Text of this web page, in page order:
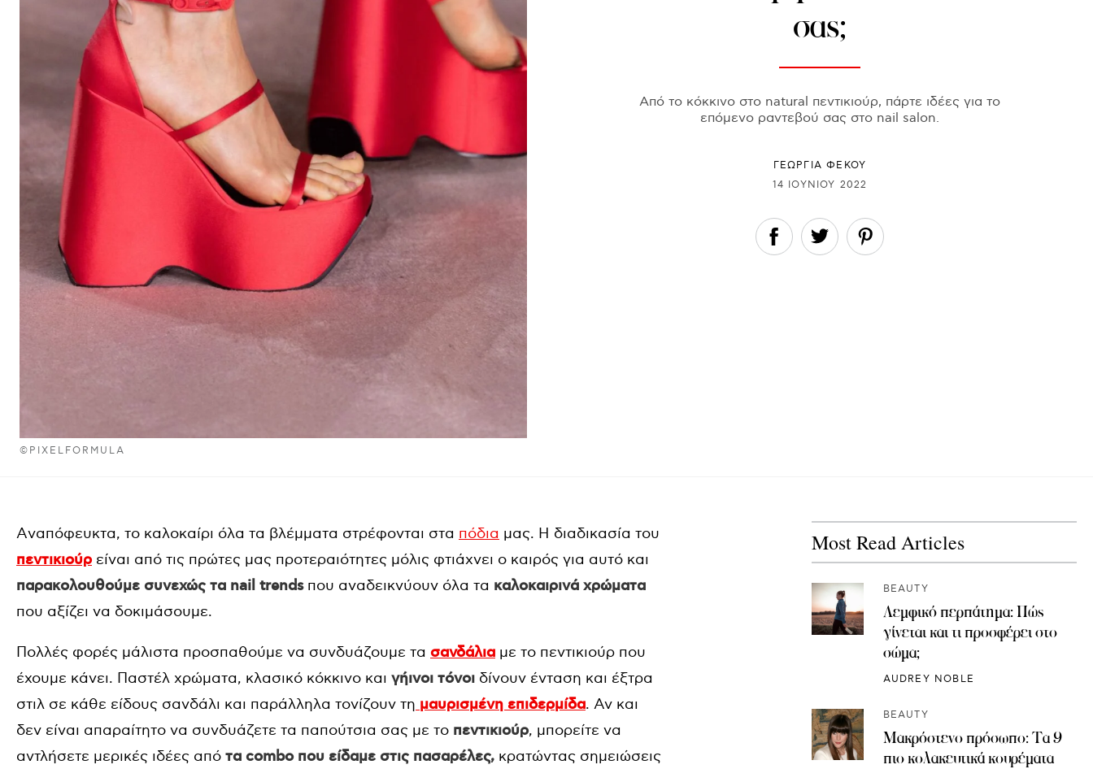
©PIXELFORMULA
σας;
Aπό το κόκκινο στο natural πεντικιούρ, πάρτε ιδέες για το
επόμενο ραντεβού σας στο nail salon.
ΓΕΩΡΓΙΑ ΦΕΚΟΥ
14 ΙΟΥΝΊΟΥ 2022
Aναπόφευκτα, το καλοκαίρι όλα τα βλέμματα στρέφονται στα πόδια μας. Η διαδικασία του
πεντικιούρ είναι από τις πρώτες μας προτεραιότητες μόλις φτιάχνει ο καιρός για αυτό και
παρακολουθούμε συνεχώς τα nail trendsπου αναδεικνύουν όλα τα καλοκαιρινά χρώματα
που αξίζει να δοκιμάσουμε.
Πολλές φορές μάλιστα προσπαθούμε να συνδυάζουμε τα σανδάλια με το πεντικιούρ που
έχουμε κάνει. Παστέλ χρώματα, κλασικό κόκκινο και γήινοι τόνοι δίνουν ένταση και έξτρα
στιλ σε κάθε είδους σανδάλι και παράλληλα τονίζουν τη μαυρισμένη επιδερμίδα. Αν και
δεν είναι απαραίτητο να συνδυάζετε τα παπούτσια σας με το πεντικιούρ, μπορείτε να
αντλήσετε μερικές ιδέες από τα combo που είδαμε στις πασαρέλες, κρατώντας σημειώσεις
Most Read Articles
BEAUTY
Λεμφικό περπάτημα: Πώς
γίνεται και τι προσφέρει στο
σώμα;
AUDREY NOBLE
BEAUTY
Μακρόστενο πρόσωπο: Τα 9
πιο κολακευτικά κουρέματα